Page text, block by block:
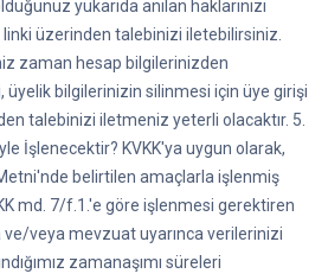
yukarıda anılan haklarınızı
linki üzerinden talebinizi iletebilirsiniz.
zaman hesap bilgilerinizden
bilgilerinizin silinmesi için üye girişi
talebinizi iletmeniz yeterli olacaktır. 5.
İşlenecektir? KVKK'ya uygun olarak,
belirtilen amaçlarla işlenmiş
md. 7/f.1.'e göre işlenmesi gerektiren
ve/veya mevzuat uyarınca verilerinizi
zamanaşımı süreleri